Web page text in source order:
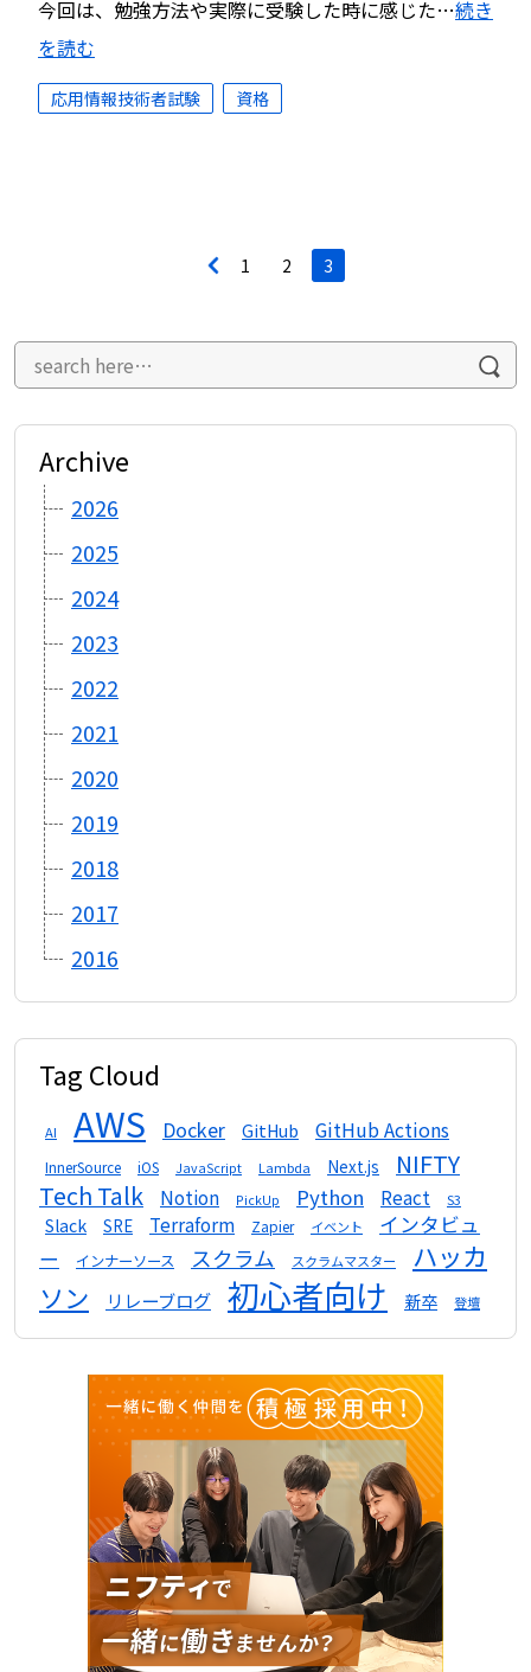
今回は、勉強方法や実際に受験した時に感じた…続き
を読む
応用情報技術者試験 資格
ー
ョ
1 2 3
Archive
2026
2025
2024
2023
2022
2021
2020
2019
2018
2017
2016
Tag Cloud
AI AWS Docker GitHub GitHub Actions
InnerSource iOS JavaScript Lambda Next.js
NIFTY
Tech Talk
Notion PickUp Python React S3
Slack SRE Terraform Zapier イベント
インタビュ
ー
インナーソース スクラム スクラムマスター
ハッカ
ソン
リレーブログ 初心者向け 新卒 登壇